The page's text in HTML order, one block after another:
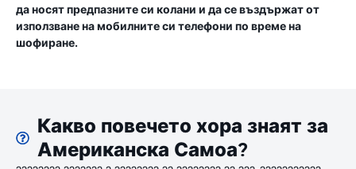
да носят предпазните си колани и да се въздържат от
използване на мобилните си телефони по време на
шофиране.
Какво повечето хора знаят за
Американска Самоа?